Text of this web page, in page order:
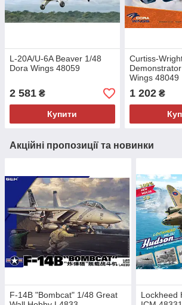
L-20A/U-6A Beaver 1/48
Dora Wings 48059
2 581 ₴
Купити
Curtiss-
Wings 48049
1 202₴
Акційні пропозиції та новинки
F-14B "Bombcat" 1/48 Great
Lockheed